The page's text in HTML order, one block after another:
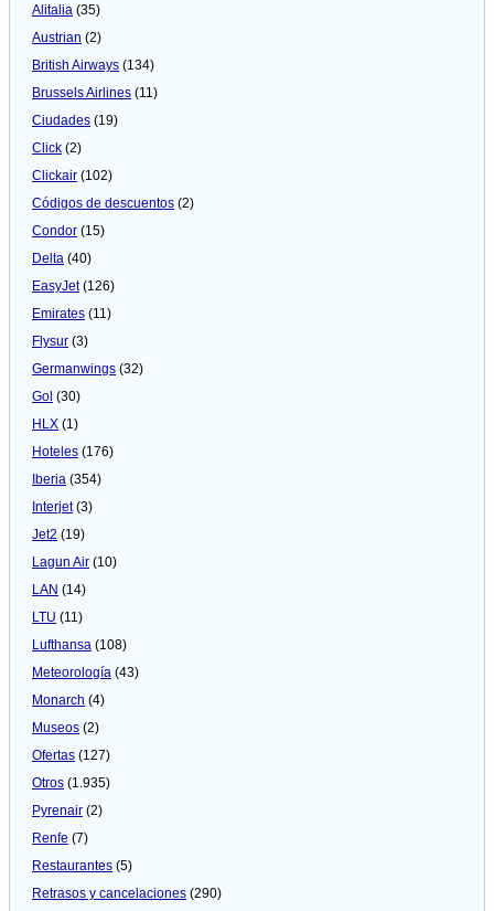
Alitalia (35)
Austrian (2)
British Airways (134)
Brussels Airlines (11)
Ciudades (19)
Click (2)
Clickair (102)
Códigos de descuentos (2)
Condor (15)
Delta (40)
EasyJet(126)
Emirates (11)
Flysur (3)
Germanwings (32)
Gol (30)
HLX (1)
Hoteles (176)
Iberia (354)
Interjet(3)
Jet2 (19)
Lagun Air (10)
LAN (14)
LTU (11)
Lufthansa (108)
Meteorologí­a (43)
Monarch (4)
Museos (2)
Ofertas (127)
Otros (1.935)
Pyrenair (2)
Renfe (7)
Restaurantes (5)
Retrasos y cancelaciones (290)